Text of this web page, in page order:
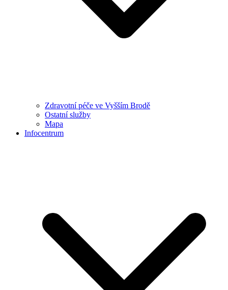
Zdravotní péče ve Vyšším Brodě
Ostatní služby
Mapa
Infocentrum